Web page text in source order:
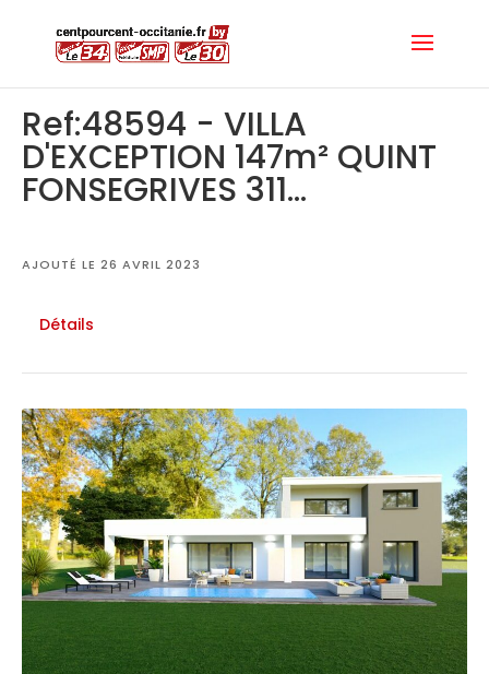
Ref:48594 - VILLA
D'EXCEPTION 147m² QUINT
FONSEGRIVES 311...
AJOUTÉ LE 26 AVRIL 2023
Détails